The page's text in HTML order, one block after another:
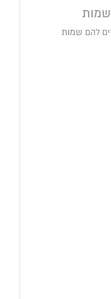
שמות
להם שמות